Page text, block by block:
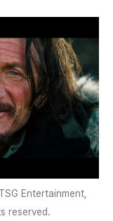
Entertainment,
reserved.